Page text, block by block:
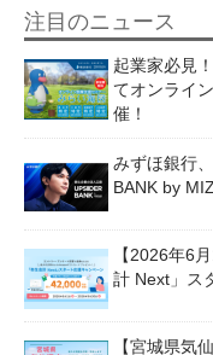
注目のニュース
起業家必見
てオンライ
催！
みずほ銀行
BANK by
【2026年6
計 Next」ス
【宮城県気